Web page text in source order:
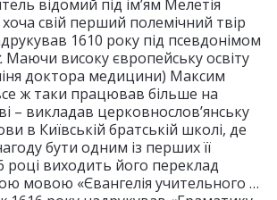
відомий під ім’ям Мелетія
свій перший полемічний твір
1610 року під псевдонімом
. Маючи високу європейську освіту
доктора медицини) Максим
ж таки працював більше на
– викладав церковнослов’янську
в Київській братській школі, де
бути одним із перших її
році виходить його переклад
мовою «Євангелія учительного …